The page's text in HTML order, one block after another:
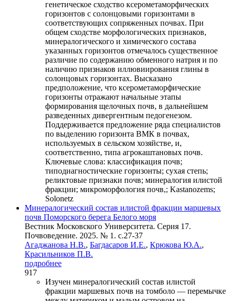
генетическое сходство ксерометаморфических
горизонтов с солонцовыми горизонтами в
соответствующих сопряженных почвах. При
общем сходстве морфологических признаков,
минералогического и химического состава
указанных горизонтов отмечалось существенное
различие по содержанию обменного натрия и по
наличию признаков иллювиирования глины в
солонцовых горизонтах. Высказано
предположение, что ксерометаморфические
горизонты отражают начальные этапы
формирования щелочных почв, в дальнейшем
разведенных дивергентным педогенезом.
Поддерживается предложение ряда специалистов
по выделению горизонта ВМК в почвах,
используемых в сельском хозяйстве, и,
соответственно, типа агрокаштановых почв.
Ключевые слова: классификация почв;
типодиагностические горизонты; сухая степь;
реликтовые признаки почв; минералогия илистой
фракции; микроморфология почв,; Kastanozems;
Solonetz
Минералогический состав илистой фракции маршевых
почв Поморского берега Белого моря
Вестник Московского Университета. Серия 17.
Почвоведение. 2025. № 1. c.27-37
Агаджанова Н.В., Багдасаров И.Е., Крюкова Ю.А.,
Красильников П.В.
подробнее
917
Изучен минералогический состав илистой
фракции маршевых почв на томболо — перемычке